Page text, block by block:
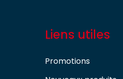
Liens utiles
Promotions